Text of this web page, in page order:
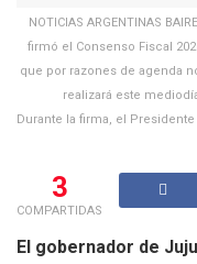
NOTICIAS ARGENTINAS
firmó el Consenso Fiscal
que por razones de agenda
realizará este
Durante la firma, el
3
COMPARTIDAS
El gobernador de